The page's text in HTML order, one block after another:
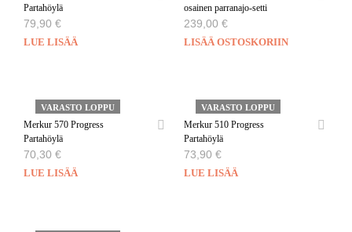
Partahöylä
79,90 €
LUE LISÄÄ
osainen parranajo-setti
239,00 €
LISÄÄ OSTOSKORIIN
VARASTO LOPPU
Merkur 570 Progress
Partahöylä
70,30 €
LUE LISÄÄ
VARASTO LOPPU
Merkur 510 Progress
Partahöylä
73,90 €
LUE LISÄÄ